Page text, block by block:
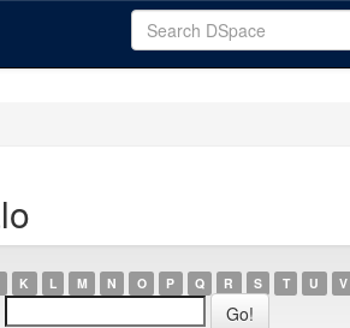
K L M N O P Q R S T U V